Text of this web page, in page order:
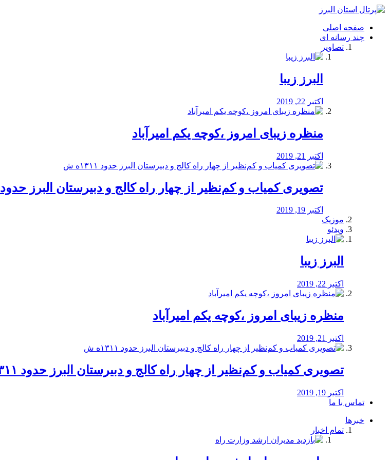
فصد
شرق
تهران
خشکشویی
صفحه اصلی
چند رسانه ای
تصاویر
البرز زیبا
اکتبر 22, 2019
منظره‌‌ زیبای امروز ،کوچه یکم امیرآباد
اکتبر 21, 2019
️تصویری کمیاب و کم‌نظیر از چهار راه كالج و دبيرستان البرز حدود ۱۳۱۱ه ش
اکتبر 19, 2019
موزیک
ویدئو
البرز زیبا
اکتبر 22, 2019
منظره‌‌ زیبای امروز ،کوچه یکم امیرآباد
اکتبر 21, 2019
️تصویری کمیاب و کم‌نظیر از چهار راه كالج و دبيرستان البرز حدود ۱۳۱۱ه ش
اکتبر 19, 2019
تماس با ما
خبرها
تمام اخبار